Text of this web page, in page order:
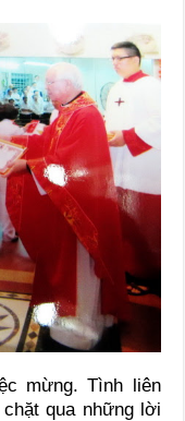
mừng. Tình liên
qua những lời